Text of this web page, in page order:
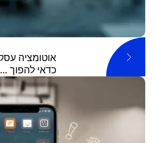
כדאי להפוך ...